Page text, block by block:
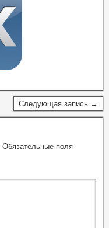
Следующая запись →
Обязательные поля